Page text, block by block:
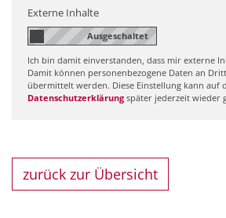
Externe Inhalte
Ich bin damit einverstanden, dass mir externe
Damit können personenbezogene Daten an
übermittelt werden. Diese Einstellung kann auf
Datenschutzerklärung später jederzeit wieder
zurück zur Übersicht